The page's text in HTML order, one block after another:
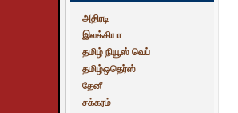
அதிரடி
இலக்கியா
தமிழ் நியூஸ் வெப்
தமிழ்ஒதெர்ஸ்
தேனீ
சக்கரம்